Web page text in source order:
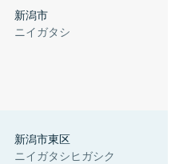
新潟市
ニイガタシ
新潟市東区
ニイガタシヒガシク